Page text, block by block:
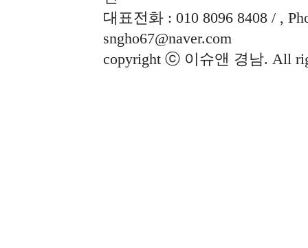
대표전화 : 010 8096 8408 / ,
sngho67@naver.com
copyright ⓒ 이슈앤 경남. All